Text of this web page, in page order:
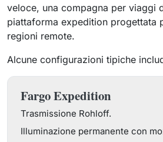
veloce, una compagna per viaggi
piattaforma expedition progettata
regioni remote.
Alcune configurazioni tipiche
Fargo Expedition
Trasmissione Rohloff.
Illuminazione permanente con